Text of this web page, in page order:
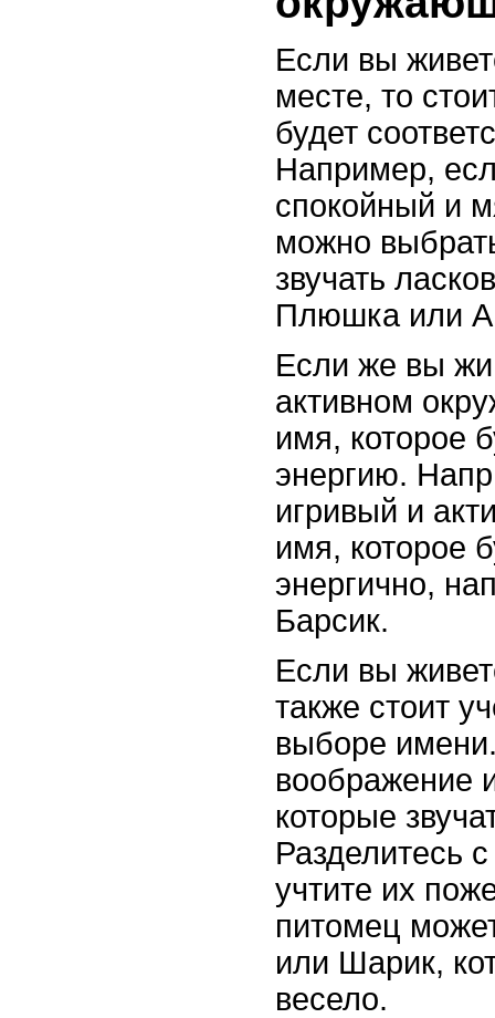
Если вы
месте, то
будет
Например,
спокойный и
можно
звучать
Плюшка или
Если же вы
активном
имя, которое
энергию.
игривый и
имя, которое
энергично,
Барсик.
Если вы
также стоит
выборе
воображение
которые
Разделитесь
учтите их
питомец
или Шарик,
весело.